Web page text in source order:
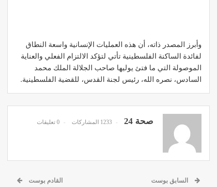
وأبرز المصدر ذاته، أن هذه العمليات الإنسانية واسعة النطاق
لفائدة الساكنة الفلسطينية تأتي لتؤكد الالتزام الفعلي والعناية
الموصولة التي ما فتئ يوليها صاحب الجلالة الملك محمد
السادس، نصره الله، رئيس لجنة القدس، للقضية الفلسطينية.
صحة 24 1233 المشاركات 0 تعليقات
السابق بوست القادم بوست